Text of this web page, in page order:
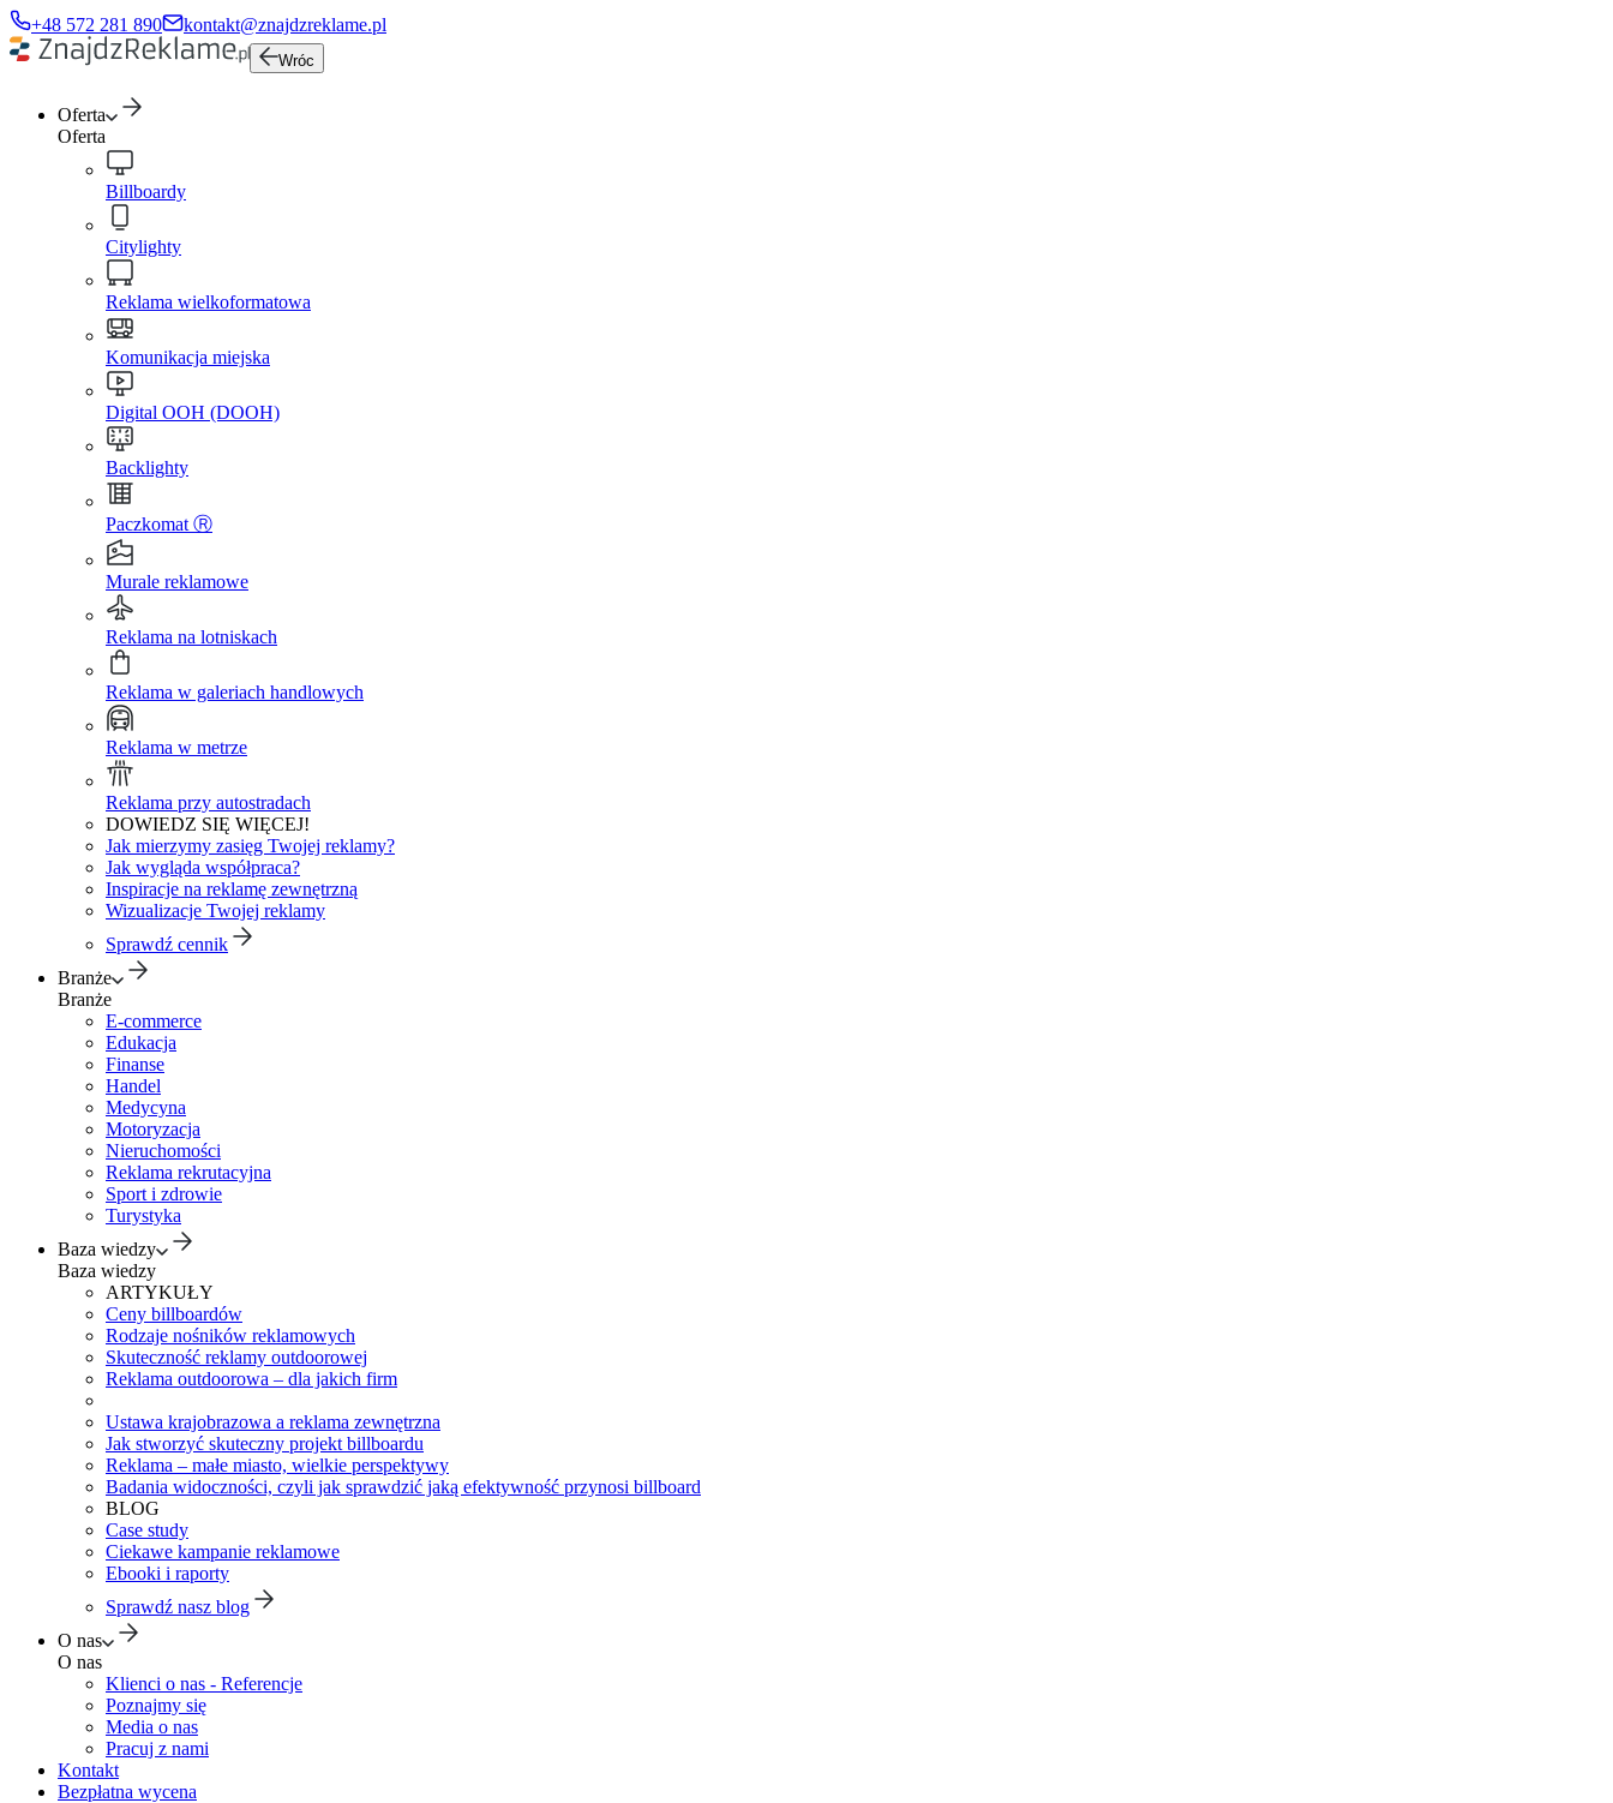
+48 572 281 890 kontakt@znajdzreklame.pl
Wróc
Oferta
Oferta
Billboardy
Citylighty
Reklama wielkoformatowa
Komunikacja miejska
Digital OOH (DOOH)
Backlighty
Paczkomat Ⓡ
Murale reklamowe
Reklama na lotniskach
Reklama w galeriach handlowych
Reklama w metrze
Reklama przy autostradach
DOWIEDZ SIĘ WIĘCEJ!
Jak mierzymy zasięg Twojej reklamy?
Jak wygląda współpraca?
Inspiracje na reklamę zewnętrzną
Wizualizacje Twojej reklamy
Sprawdź cennik
Branże
Branże
E-commerce
Edukacja
Finanse
Handel
Medycyna
Motoryzacja
Nieruchomości
Reklama rekrutacyjna
Sport i zdrowie
Turystyka
Baza wiedzy
Baza wiedzy
ARTYKUŁY
Ceny billboardów
Rodzaje nośników reklamowych
Skuteczność reklamy outdoorowej
Reklama outdoorowa – dla jakich firm
Ustawa krajobrazowa a reklama zewnętrzna
Jak stworzyć skuteczny projekt billboardu
Reklama – małe miasto, wielkie perspektywy
Badania widoczności, czyli jak sprawdzić jaką efektywność przynosi billboard
BLOG
Case study
Ciekawe kampanie reklamowe
Ebooki i raporty
Sprawdź nasz blog
O nas
O nas
Klienci o nas - Referencje
Poznajmy się
Media o nas
Pracuj z nami
Kontakt
Bezpłatna wycena